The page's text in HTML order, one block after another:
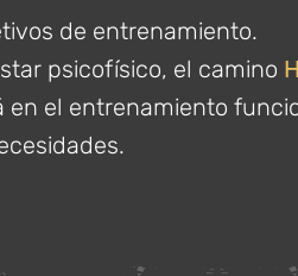
de entrenamiento.
psicofísico, el camino
el entrenamiento